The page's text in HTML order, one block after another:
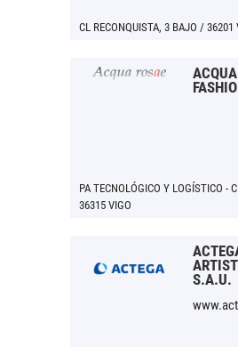
CL RECONQUISTA, 3 BAJO / 36201
PA TECNOLÓGICO Y LOGÍSTICO -
36315 VIGO
S.A.U.